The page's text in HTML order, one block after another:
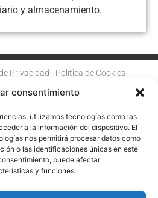
consentimiento
utilizamos tecnologías como las
a la información del dispositivo. El
nos permitirá procesar datos como
o las identificaciones únicas en este
puede afectar
y funciones.
y almacenamiento.
Privacidad
Política de Cookies
Mapa web
Y RESILENCIA
– Todos los derechos reservados.